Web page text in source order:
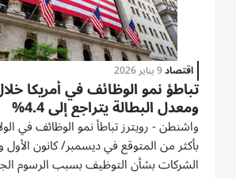
اقتصاد9 يناير 2026
تباطؤ نمو الوظائف في أمريكا
ومعدل البطالة يتراجع إلى 4.4%
واشنطن - رويترز تباطأ نمو الوظائف في
بأكثر من المتوقع في ديسمبر/ كانون
الشركات بشأن التوظيف بسبب الرسوم